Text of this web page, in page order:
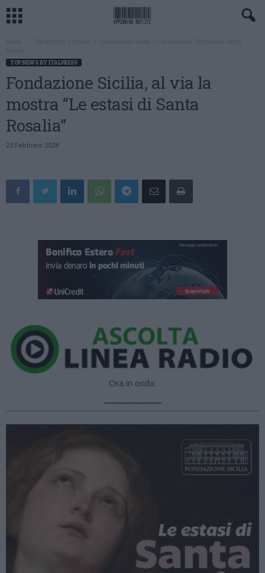
TOP NEWS BY ITALPRESS
Fondazione Sicilia, al via la
mostra “Le estasi di Santa
Rosalia”
23 Febbraio 2024
Ora in onda: